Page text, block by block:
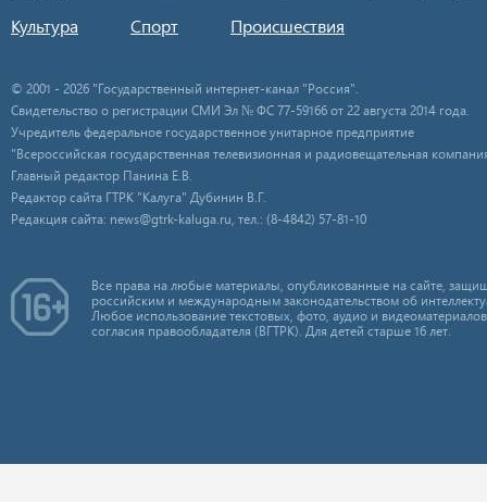
Культура
Спорт Происшествия
© 2001 - 2026 "Государственный интернет-канал "Россия".
Свидетельство о регистрации СМИ Эл № ФС 77-59166 от 22 августа 2014 года.
Учредитель федеральное государственное унитарное предприятие
"Всероссийская государственная телевизионная и радиовещательная
Главный редактор Панина Е.В.
Редактор сайта ГТРК "Калуга" Дубинин В.Г.
Редакция сайта: news@gtrk-kaluga.ru, тел.: (8-4842) 57-81-10
Все права на любые материалы, опубликованные на сайте,
российским и международным законодательством об
Любое использование текстовых, фото, аудио и
согласия правообладателя (ВГТРК). Для детей старше 16 лет.